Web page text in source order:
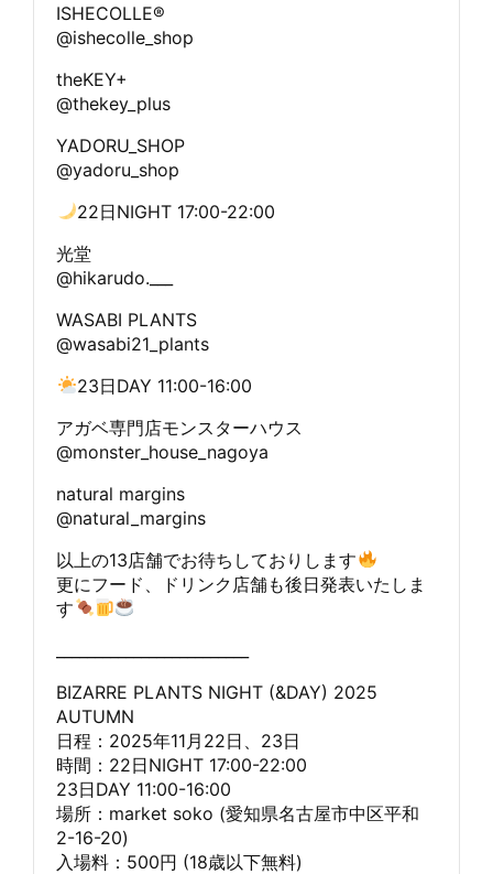
ISHECOLLE®︎
@ishecolle_shop
theKEY+
@thekey_plus
YADORU_SHOP
@yadoru_shop
22日NIGHT 17:00-22:00
光堂
@hikarudo.___
WASABI PLANTS
@wasabi21_plants
23日DAY 11:00-16:00
アガベ専門店モンスターハウス
@monster_house_nagoya
natural margins
@natural_margins
以上の13店舗でお待ちしておりします
更にフード、ドリンク店舗も後日発表いたしま
す
BIZARRE PLANTS NIGHT (&DAY) 2025
AUTUMN
日程：2025年11月22日、23日
時間：22日NIGHT 17:00-22:00
23日DAY 11:00-16:00
場所：market soko (愛知県名古屋市中区平和
2-16-20)
入場料：500円 (18歳以下無料)